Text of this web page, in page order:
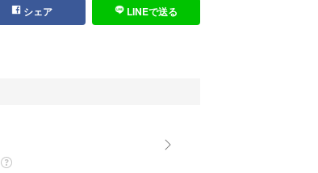
シェア LINEで送る